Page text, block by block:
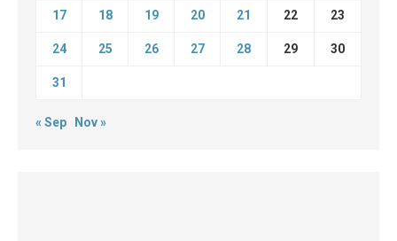
17 18 19 20 21 22 23
24 25 26 27 28 29 30
31
« Sep Nov »